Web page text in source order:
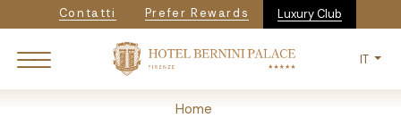
al
contenuto
Navigazione secondaria
Contatti Prefer Rewards Luxury Club
IT
BreadcrumbHome